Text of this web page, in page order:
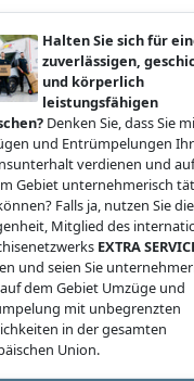
Halten Sie sich für
zuverlässigen,
und körperlich
leistungsfähigen
Denken Sie, dass Sie
und Entrümpelungen
verdienen und auf
Gebiet unternehmerisch
Falls ja, nutzen Sie die
Mitglied des
EXTRA
und seien Sie
dem Gebiet Umzüge und
mit unbegrenzten
in der gesamten
Union.